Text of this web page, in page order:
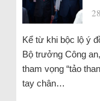
Kể từ khi bộc lộ ý
Bộ trưởng Công
tham vọng “tảo
tay chân…